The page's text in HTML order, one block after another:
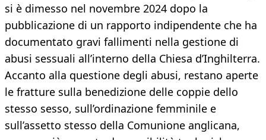
si è dimesso nel novembre 2024 dopo la
pubblicazione di un rapporto indipendente che ha
documentato gravi fallimenti nella gestione di
abusi sessuali all’interno della Chiesa d’Inghilterra.
Accanto alla questione degli abusi, restano aperte
le fratture sulla benedizione delle coppie dello
stesso sesso, sull’ordinazione femminile e
sull’assetto stesso della Comunione anglicana,